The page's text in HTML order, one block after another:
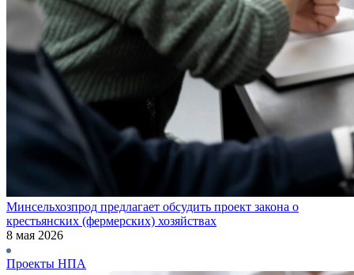
Минсельхозпрод предлагает обсудить проект закона о
крестьянских (фермерских) хозяйствах
8 мая 2026
Проекты НПА